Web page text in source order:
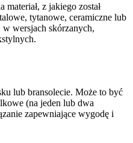
materiał, z jakiego został
tytanowe, ceramiczne lub
wersjach skórzanych,
lub bransolecie. Może to być
(na jeden lub dwa
zapewniające wygodę i